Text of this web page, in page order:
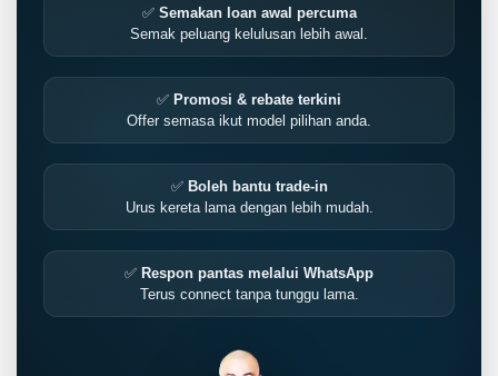
✅ Semakan loan awal percuma
Semak peluang kelulusan lebih awal.
✅ Promosi & rebate terkini
Offer semasa ikut model pilihan anda.
✅ Boleh bantu trade-in
Urus kereta lama dengan lebih mudah.
✅ Respon pantas melalui WhatsApp
Terus connect tanpa tunggu lama.